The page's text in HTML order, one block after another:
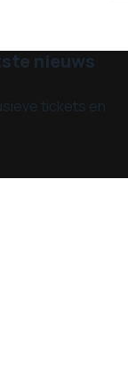
nieuws
tickets en